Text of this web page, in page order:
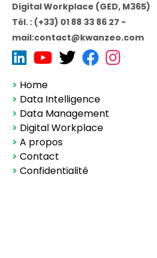
Digital Workplace (GED, M365)
Tél. : (+33) 01 88 33 86 27 -
mail:contact@kwanzeo.com
> Home
> Data Intelligence
> Data Management
> Digital Workplace
> A propos
> Contact
> Confidentialité